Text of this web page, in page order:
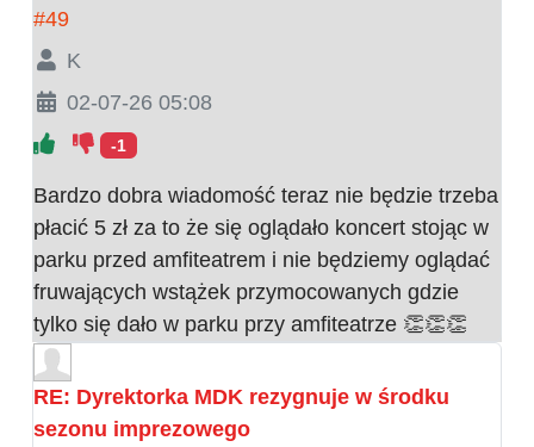
#49
K
02-07-26 05:08
-1
Bardzo dobra wiadomość teraz nie będzie trzeba
płacić 5 zł za to że się oglądało koncert stojąc w
parku przed amfiteatrem i nie będziemy oglądać
fruwających wstążek przymocowanych gdzie
tylko się dało w parku przy amfiteatrze 👏👏👏
RE: Dyrektorka MDK rezygnuje w środku
sezonu imprezowego